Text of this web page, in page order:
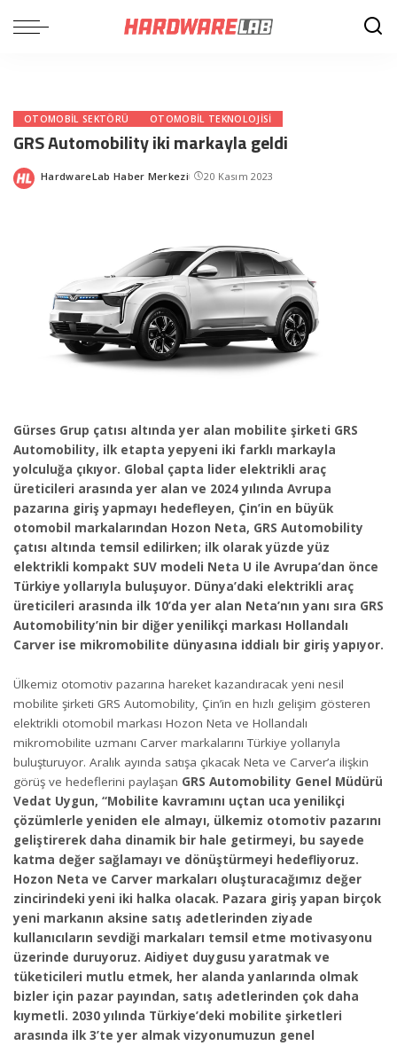
OTOMOBIL SEKTÖRÜ OTOMOBIL TEKNOLOJISI
GRS Automobility iki markayla geldi
Posted
HardwareLab Haber Merkezi 20 Kasım 2023
Gürses Grup çatısı altında yer alan mobilite şirketi GRS
Automobility, ilk etapta yepyeni iki farklı markayla
yolculuğa çıkıyor. Global çapta lider elektrikli araç
üreticileri arasında yer alan ve 2024 yılında Avrupa
pazarına giriş yapmayı hedefleyen, Çin’in en büyük
otomobil markalarından Hozon Neta, GRS Automobility
çatısı altında temsil edilirken; ilk olarak yüzde yüz
elektrikli kompakt SUV modeli Neta U ile Avrupa’dan önce
Türkiye yollarıyla buluşuyor. Dünya’daki elektrikli araç
üreticileri arasında ilk 10’da yer alan Neta’nın yanı sıra GRS
Automobility’nin bir diğer yenilikçi markası Hollandalı
Carver ise mikromobilite dünyasına iddialı bir giriş yapıyor.
Ülkemiz otomotiv pazarına hareket kazandıracak yeni nesil
mobilite şirketi GRS Automobility, Çin’in en hızlı gelişim gösteren
elektrikli otomobil markası Hozon Neta ve Hollandalı
mikromobilite uzmanı Carver markalarını Türkiye yollarıyla
buluşturuyor. Aralık ayında satışa çıkacak Neta ve Carver’a ilişkin
görüş ve hedeflerini paylaşan GRS Automobility Genel Müdürü
Vedat Uygun, “Mobilite kavramını uçtan uca yenilikçi
çözümlerle yeniden ele almayı, ülkemiz otomotiv pazarını
geliştirerek daha dinamik bir hale getirmeyi, bu sayede
katma değer sağlamayı ve dönüştürmeyi hedefliyoruz.
Hozon Neta ve Carver markaları oluşturacağımız değer
zincirindeki yeni iki halka olacak. Pazara giriş yapan birçok
yeni markanın aksine satış adetlerinden ziyade
kullanıcıların sevdiği markaları temsil etme motivasyonu
üzerinde duruyoruz. Aidiyet duygusu yaratmak ve
tüketicileri mutlu etmek, her alanda yanlarında olmak
bizler için pazar payından, satış adetlerinden çok daha
kıymetli. 2030 yılında Türkiye’deki mobilite şirketleri
arasında ilk 3’te yer almak vizyonumuzun genel